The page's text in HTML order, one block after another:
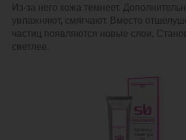
Из-за него кожа темнеет.
увлажняют, смягчают. Вместо
частиц появляются новые слои.
светлее.